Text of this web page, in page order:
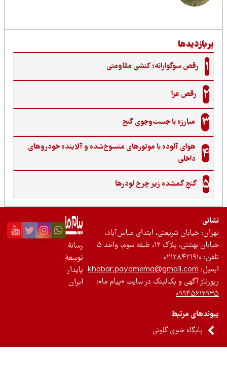
رقص سوگوارانه؛ کنشی مقاومتی
رقص عزا
مبارزه با جست‌وجوی گنج‌
هوای آلوده با موتورهای منسوخ‌شده و آلاینده خودروهای
داخلی
گنجِ گمشده زیر چرخ لودرها
خیابان شریعتی، ابتدای عباس‌آباد،
بهشتی، پلاک ۱۲، طبقه سوم، واحد ۵
۰۲۱۲۸۴۲۱۹۱۰
khabar.payamema@gmail.com
آگهی و بک‌لینک در سایت «پیام ما»:
مرتبط
پایگاه خبری گلونی
رسانۀ
توسعۀ
پایدار
ایران